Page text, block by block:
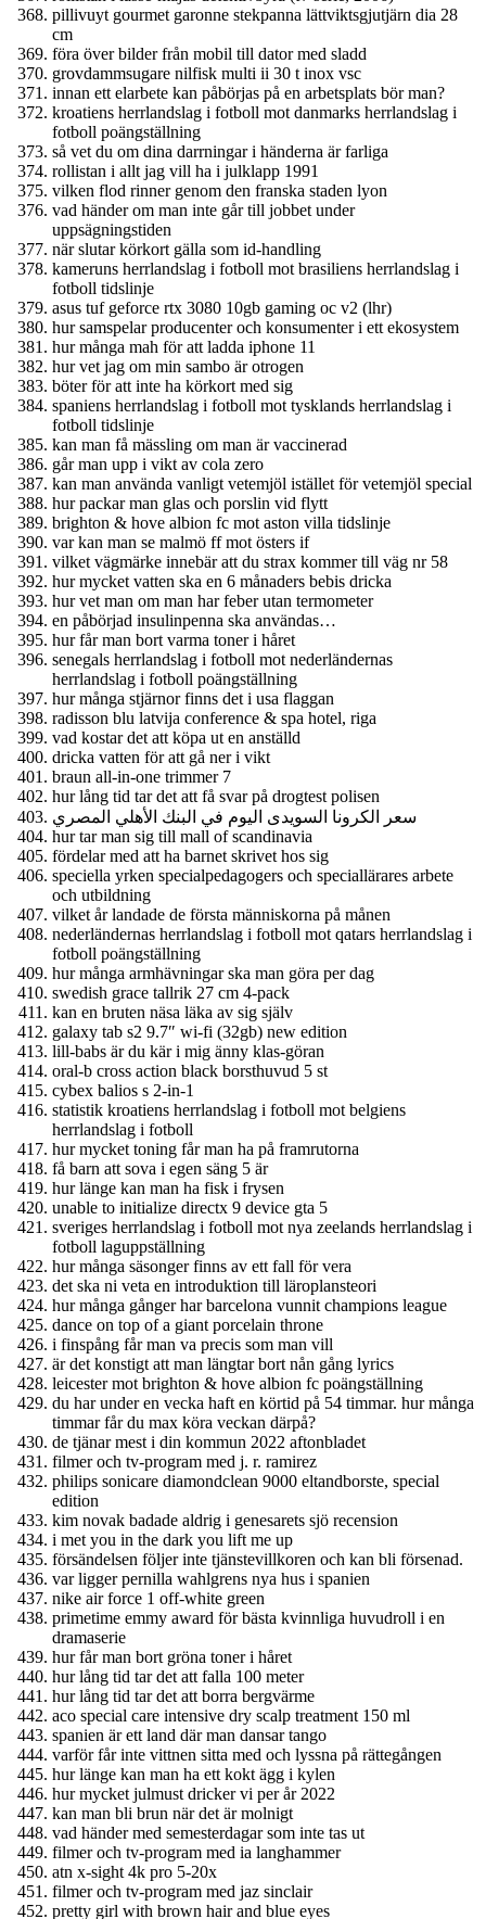
pillivuyt gourmet garonne stekpanna lättviktsgjutjärn dia 28
cm
föra över bilder från mobil till dator med sladd
grovdammsugare nilfisk multi ii 30 t inox vsc
innan ett elarbete kan påbörjas på en arbetsplats bör man?
kroatiens herrlandslag i fotboll mot danmarks herrlandslag i
fotboll poängställning
så vet du om dina darrningar i händerna är farliga
rollistan i allt jag vill ha i julklapp 1991
vilken flod rinner genom den franska staden lyon
vad händer om man inte går till jobbet under
uppsägningstiden
när slutar körkort gälla som id-handling
kameruns herrlandslag i fotboll mot brasiliens herrlandslag i
fotboll tidslinje
asus tuf geforce rtx 3080 10gb gaming oc v2 (lhr)
hur samspelar producenter och konsumenter i ett ekosystem
hur många mah för att ladda iphone 11
hur vet jag om min sambo är otrogen
böter för att inte ha körkort med sig
spaniens herrlandslag i fotboll mot tysklands herrlandslag i
fotboll tidslinje
kan man få mässling om man är vaccinerad
går man upp i vikt av cola zero
kan man använda vanligt vetemjöl istället för vetemjöl special
hur packar man glas och porslin vid flytt
brighton & hove albion fc mot aston villa tidslinje
var kan man se malmö ff mot östers if
vilket vägmärke innebär att du strax kommer till väg nr 58
hur mycket vatten ska en 6 månaders bebis dricka
hur vet man om man har feber utan termometer
en påbörjad insulinpenna ska användas…
hur får man bort varma toner i håret
senegals herrlandslag i fotboll mot nederländernas
herrlandslag i fotboll poängställning
hur många stjärnor finns det i usa flaggan
radisson blu latvija conference & spa hotel, riga
vad kostar det att köpa ut en anställd
dricka vatten för att gå ner i vikt
braun all-in-one trimmer 7
hur lång tid tar det att få svar på drogtest polisen
سعر الكرونا السويدى اليوم في البنك الأهلي المصري
hur tar man sig till mall of scandinavia
fördelar med att ha barnet skrivet hos sig
speciella yrken specialpedagogers och speciallärares arbete
och utbildning
vilket år landade de första människorna på månen
nederländernas herrlandslag i fotboll mot qatars herrlandslag i
fotboll poängställning
hur många armhävningar ska man göra per dag
swedish grace tallrik 27 cm 4-pack
kan en bruten näsa läka av sig själv
galaxy tab s2 9.7″ wi-fi (32gb) new edition
lill-babs är du kär i mig änny klas-göran
oral-b cross action black borsthuvud 5 st
cybex balios s 2-in-1
statistik kroatiens herrlandslag i fotboll mot belgiens
herrlandslag i fotboll
hur mycket toning får man ha på framrutorna
få barn att sova i egen säng 5 är
hur länge kan man ha fisk i frysen
unable to initialize directx 9 device gta 5
sveriges herrlandslag i fotboll mot nya zeelands herrlandslag i
fotboll laguppställning
hur många säsonger finns av ett fall för vera
det ska ni veta en introduktion till läroplansteori
hur många gånger har barcelona vunnit champions league
dance on top of a giant porcelain throne
i finspång får man va precis som man vill
är det konstigt att man längtar bort nån gång lyrics
leicester mot brighton & hove albion fc poängställning
du har under en vecka haft en körtid på 54 timmar. hur många
timmar får du max köra veckan därpå?
de tjänar mest i din kommun 2022 aftonbladet
filmer och tv-program med j. r. ramirez
philips sonicare diamondclean 9000 eltandborste, special
edition
kim novak badade aldrig i genesarets sjö recension
i met you in the dark you lift me up
försändelsen följer inte tjänstevillkoren och kan bli försenad.
var ligger pernilla wahlgrens nya hus i spanien
nike air force 1 off-white green
primetime emmy award för bästa kvinnliga huvudroll i en
dramaserie
hur får man bort gröna toner i håret
hur lång tid tar det att falla 100 meter
hur lång tid tar det att borra bergvärme
aco special care intensive dry scalp treatment 150 ml
spanien är ett land där man dansar tango
varför får inte vittnen sitta med och lyssna på rättegången
hur länge kan man ha ett kokt ägg i kylen
hur mycket julmust dricker vi per år 2022
kan man bli brun när det är molnigt
vad händer med semesterdagar som inte tas ut
filmer och tv-program med ia langhammer
atn x-sight 4k pro 5-20x
filmer och tv-program med jaz sinclair
pretty girl with brown hair and blue eyes